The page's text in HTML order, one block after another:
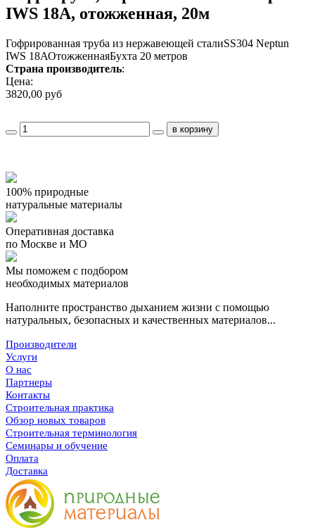
IWS 18А, отожженная, 20м
Гофрированная труба из нержавеющей сталиSS304 Neptun
IWS 18АОтожженнаяБухта 20 метров
Страна производитель:
Цена:
3820,00 руб
100% природные
натуральные материалы
Оперативная доставка
по Москве и МО
Мы поможем с подбором
необходимых материалов
Наполните пространство дыханием жизни с помощью
натуральных, безопасных и качественных материалов...
Производители
Услуги
О нас
Партнеры
Контакты
Строительная практика
Обзор новых товаров
Строительная терминология
Семинары и обучение
Оплата
Доставка